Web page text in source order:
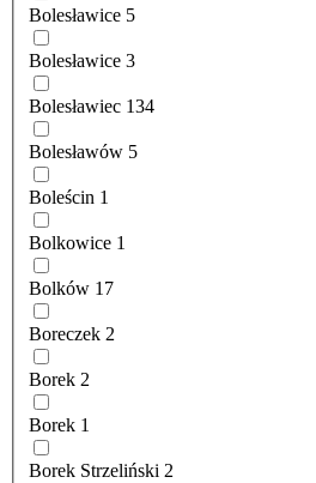
Bolesławice 5
Bolesławice 3
Bolesławiec 134
Bolesławów 5
Boleścin 1
Bolkowice 1
Bolków 17
Boreczek 2
Borek 2
Borek 1
Borek Strzeliński 2